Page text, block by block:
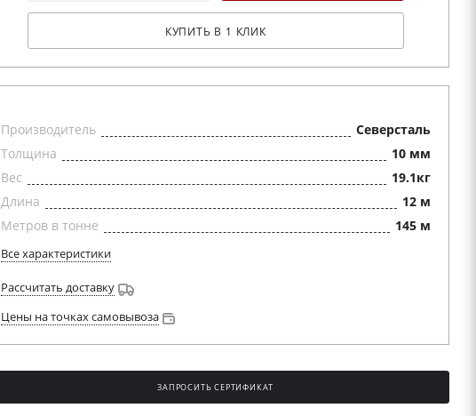
КУПИТЬ В 1 КЛИК
Производитель
Северсталь
Толщина
10 мм
Вес
19.1кг
Длина
12 м
Метров в тонне
145 м
Все характеристики
Рассчитать доставку
Цены на точках самовывоза
ЗАПРОСИТЬ СЕРТИФИКАТ